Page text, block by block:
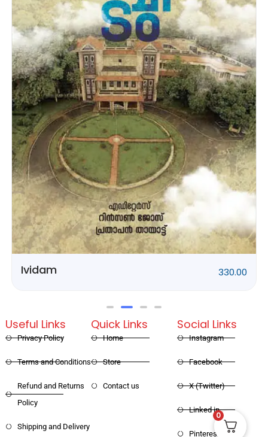
Rithubhethangal
Quick Links
Useful Links
Privacy Policy
Refund and Returns
Policy
Shipping and Delivery
Social Links
Instagram
X (Twitter)
Linked in0